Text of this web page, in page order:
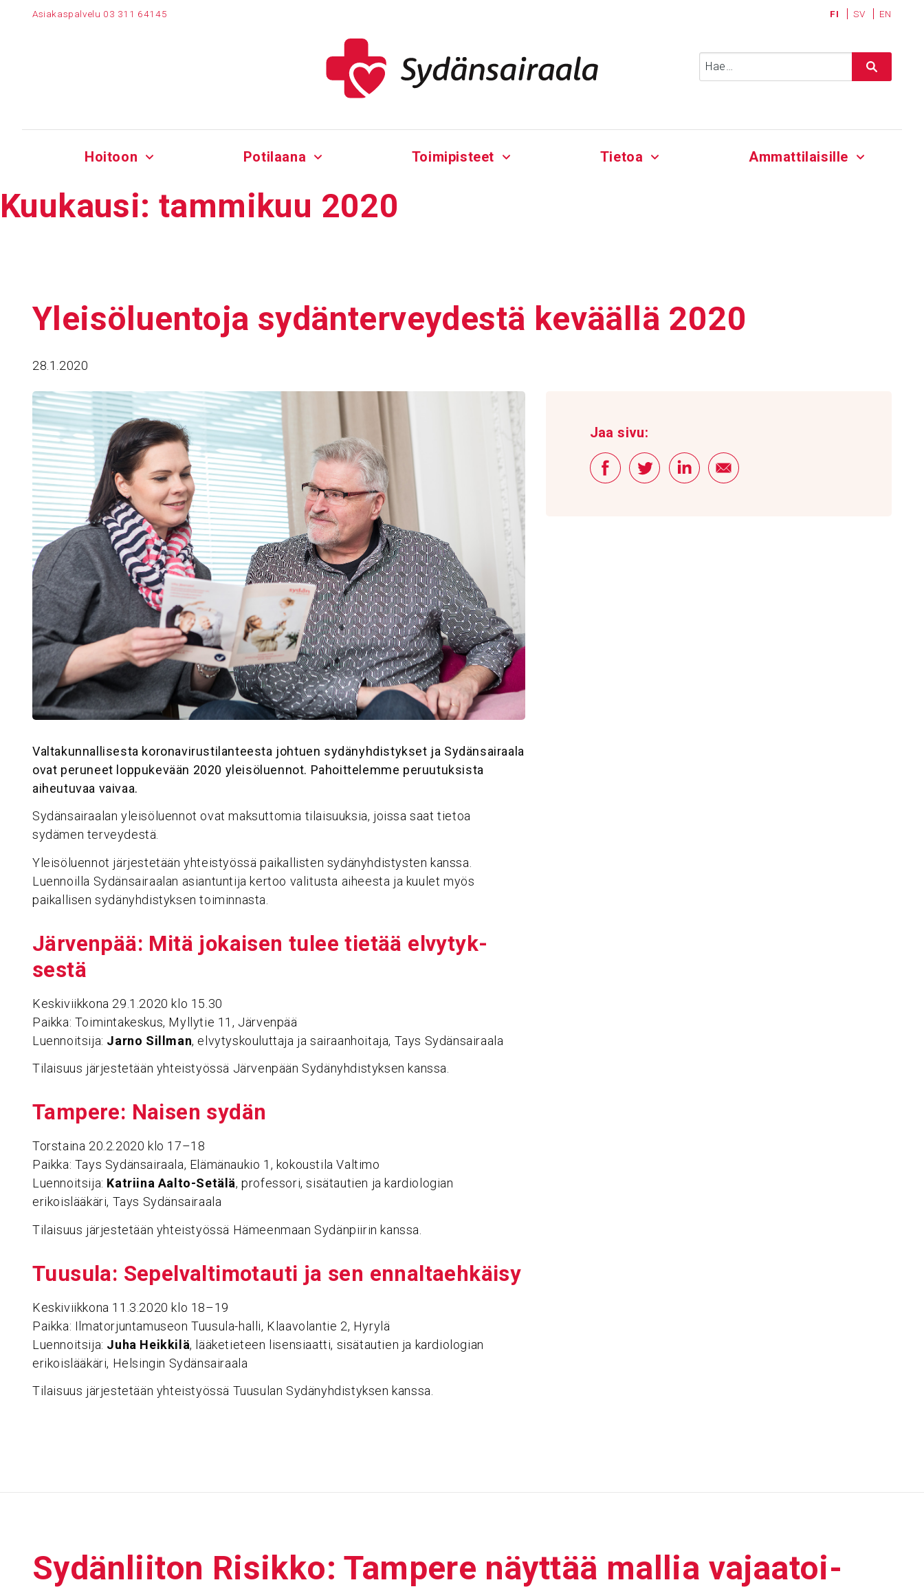
Asiakaspalvelu 03 311 64145 FI SV EN
Hoitoon Potilaana Toimipisteet Tietoa Ammattilaisille
Kuukausi: tammikuu 2020
Ylei­sö­luen­toja sydän­ter­vey­destä keväällä 2020
28.1.2020
Valtakunnallisesta koronavirustilanteesta johtuen sydänyhdistykset ja Sydänsairaala
ovat peruneet loppukevään 2020 yleisöluennot. Pahoittelemme peruutuksista
aiheutuvaa vaivaa.
Sydänsairaalan yleisöluennot ovat maksuttomia tilaisuuksia, joissa saat tietoa
sydämen terveydestä.
Yleisöluennot järjestetään yhteistyössä paikallisten sydänyhdistysten kanssa.
Luennoilla Sydänsairaalan asiantuntija kertoo valitusta aiheesta ja kuulet myös
paikallisen sydänyhdistyksen toiminnasta.
Järvenpää: Mitä jokaisen tulee tietää elvy­tyk­
sestä
Keskiviikkona 29.1.2020 klo 15.30
Paikka: Toimintakeskus, Myllytie 11, Järvenpää
Luennoitsija: Jarno Sillman, elvytyskouluttaja ja sairaanhoitaja, Tays Sydänsairaala
Tilaisuus järjestetään yhteistyössä Järvenpään Sydänyhdistyksen kanssa.
Tampere: Naisen sydän
Torstaina 20.2.2020 klo 17–18
Paikka: Tays Sydänsairaala, Elämänaukio 1, kokoustila Valtimo
Luennoitsija: Katriina Aalto-Setälä, professori, sisätautien ja kardiologian
erikoislääkäri, Tays Sydänsairaala
Tilaisuus järjestetään yhteistyössä Hämeenmaan Sydänpiirin kanssa.
Tuusula: Sepel­val­ti­mo­tauti ja sen ennal­taeh­käisy
Keskiviikkona 11.3.2020 klo 18–19
Paikka: Ilmatorjuntamuseon Tuusula-halli, Klaavolantie 2, Hyrylä
Luennoitsija: Juha Heikkilä, lääketieteen lisensiaatti, sisätautien ja kardiologian
erikoislääkäri, Helsingin Sydänsairaala
Tilaisuus järjestetään yhteistyössä Tuusulan Sydänyhdistyksen kanssa.
Jaa sivu:
Sydän­liiton Risikko: Tampere näyttää mallia vajaa­toi­